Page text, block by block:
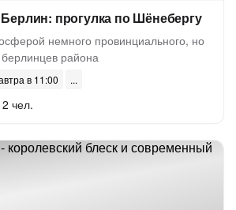
прогулка по Шёнебергу
немного провинциального, но
района
в 11:00
чел.